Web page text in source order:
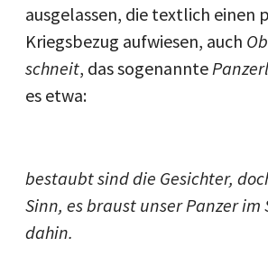
ausgelassen, die textlich einen
Kriegsbezug aufwiesen, auch
schneit, das sogenannte
es etwa:
bestaubt sind die Gesichter,
Sinn, es braust unser Panzer
dahin.